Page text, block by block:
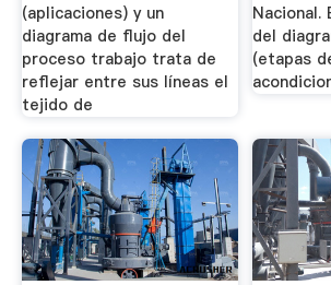
(aplicaciones) y un
diagrama de flujo del
proceso trabajo trata de
reflejar entre sus líneas el
tejido de
Nacional.
del
(etapas